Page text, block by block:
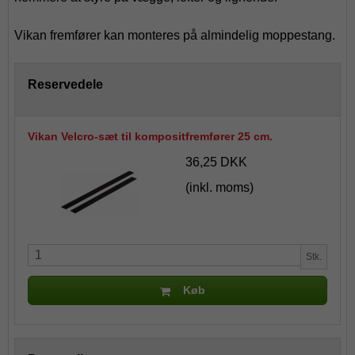
Vikan fremfører kan monteres på almindelig moppestang.
Reservedele
Vikan Velcro-sæt til kompositfremfører 25 cm.
36,25 DKK
(inkl. moms)
Stk.
Køb